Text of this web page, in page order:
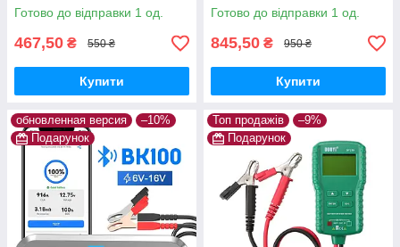
Готово до відправки 1 од.
467,50 ₴ 550 ₴
Купити
Готово до відправки 1 од.
845,50 ₴ 950 ₴
Купити
обновленная версия
–10%
Подарунок
Топ продажів
–9%
Подарунок